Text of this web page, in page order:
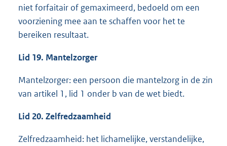
niet forfaitair of gemaximeerd, bedoeld om een
voorziening mee aan te schaffen voor het te
bereiken resultaat.
Lid 19. Mantelzorger
Mantelzorger: een persoon die mantelzorg in de zin
van artikel 1, lid 1 onder b van de wet biedt.
Lid 20. Zelfredzaamheid
Zelfredzaamheid: het lichamelijke, verstandelijke,